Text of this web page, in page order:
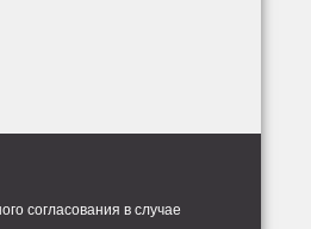
согласования в случае